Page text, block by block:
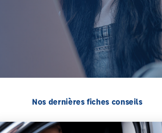
Nos dernières fiches conseils